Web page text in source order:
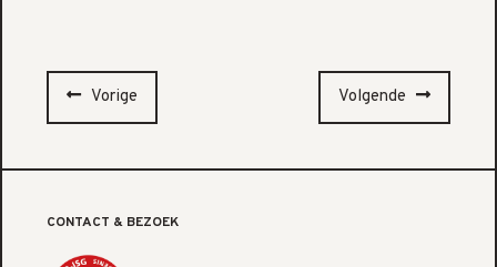
Vorige Volgende
CONTACT & BEZOEK